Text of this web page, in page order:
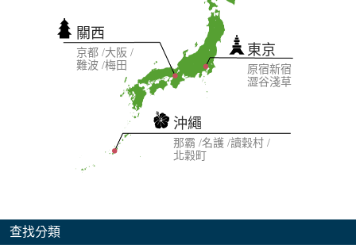
東京
原宿新宿
澀谷淺草
關西
京都 大阪
難波 梅田
沖繩
那霸 名護 讀穀村
北穀町
查找分類